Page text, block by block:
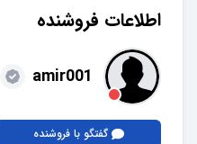
اطلاعات فروشنده
amir001
گفتگو با فروشنده